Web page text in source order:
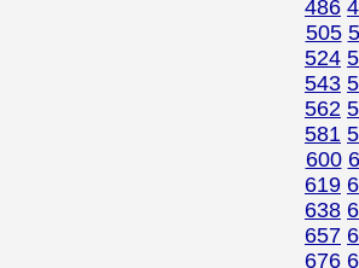
486
505
524
543
562
581
600
619
638
657
676